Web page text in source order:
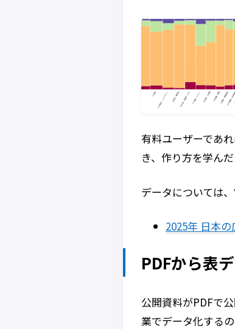
有料ユーザーであ
き、作り方を学ん
データについては
2025年 日本
PDFから表
公開資料がPDFで
業でデータ化するの